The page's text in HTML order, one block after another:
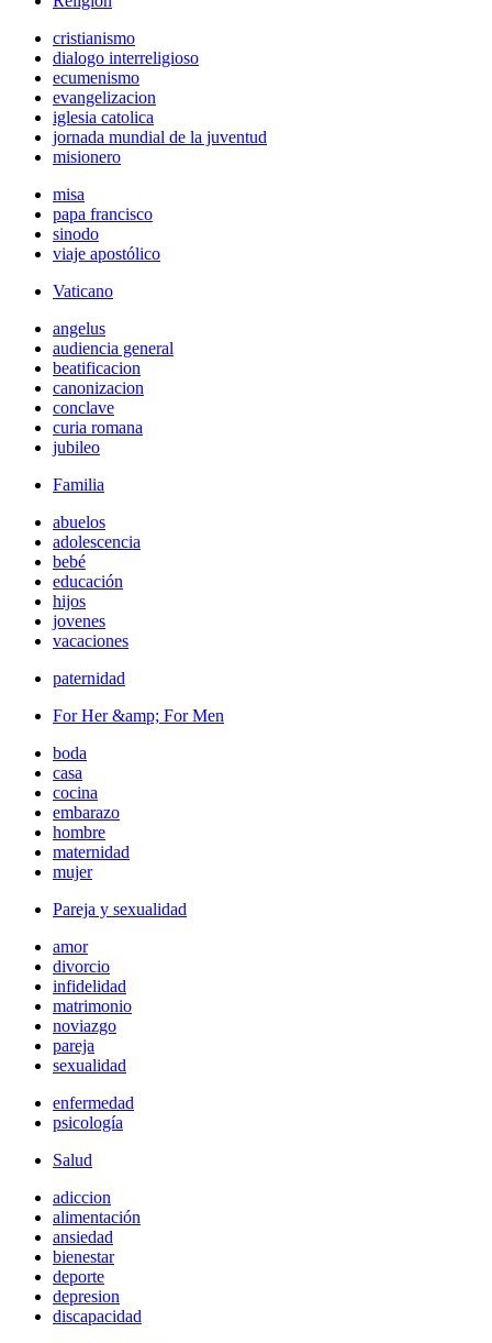
cristianismo
dialogo interreligioso
ecumenismo
evangelizacion
iglesia catolica
jornada mundial de la juventud
misionero
misa
papa francisco
sinodo
viaje apostólico
Vaticano
angelus
audiencia general
beatificacion
canonizacion
conclave
curia romana
jubileo
Familia
abuelos
adolescencia
bebé
educación
hijos
jovenes
vacaciones
paternidad
For Her &amp; For Men
boda
casa
cocina
embarazo
hombre
maternidad
mujer
Pareja y sexualidad
amor
divorcio
infidelidad
matrimonio
noviazgo
pareja
sexualidad
enfermedad
psicología
Salud
adiccion
alimentación
ansiedad
bienestar
deporte
depresion
discapacidad